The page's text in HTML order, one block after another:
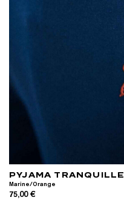
PYJAMA TRANQUILLE
Marine/Orange
75,00 €